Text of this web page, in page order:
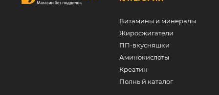
Витамины и минералы
Жиросжигатели
ПП-вкусняшки
Аминокислоты
Креатин
Полный каталог